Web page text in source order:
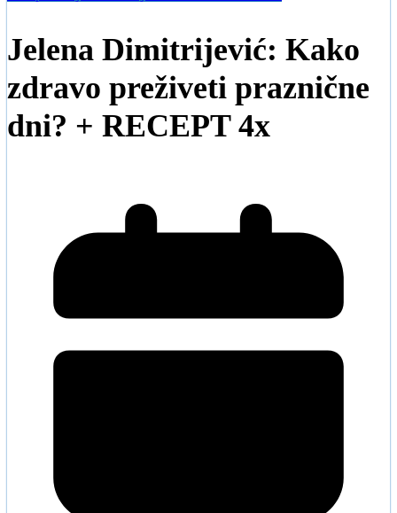
Jelena Dimitrijević: Kako
zdravo preživeti praznične
dni? + RECEPT 4x